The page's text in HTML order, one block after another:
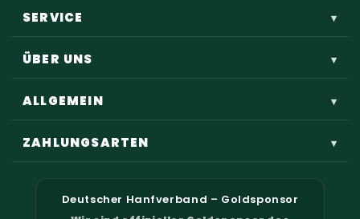
SERVICE ▾
ÜBER UNS ▾
ALLGEMEIN ▾
ZAHLUNGSARTEN ▾
Deutscher Hanfverband – Goldsponsor